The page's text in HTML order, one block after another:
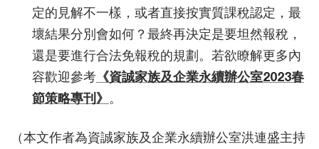
定的見解不一樣，或者直接按實質課稅認定，最
壞結果分別會如何？最終再決定是要坦然報稅，
還是要進行合法免報稅的規劃。若欲瞭解更多內
容歡迎參考 《資誠家族及企業永續辦公室2023春
節策略專刊》 。
（本文作者為資誠家族及企業永續辦公室洪連盛主持